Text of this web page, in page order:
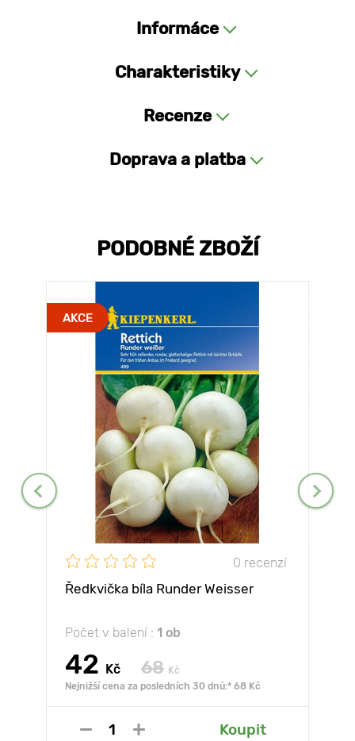
Informáce
Charakteristiky
Recenze
Doprava a platba
PODOBNÉ ZBOŽÍ
AKCE
0 recenzí
Ředkvička bíla Runder Weisser
Počet v balení : 1 ob
42 Kč 68 Kč
Nejnižší cena za posledních 30 dnů:* 68 Kč
Koupit